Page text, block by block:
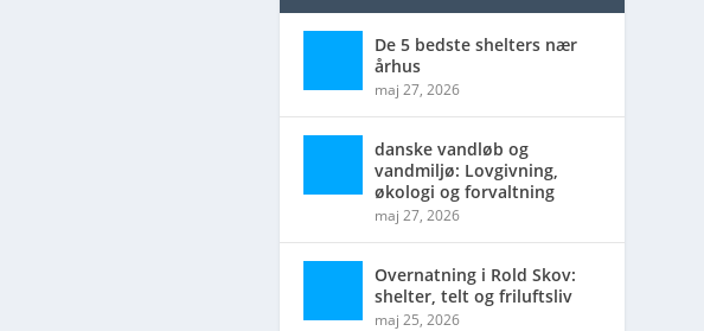
De 5 bedste shelters nær
århus
maj 27, 2026
danske vandløb og
vandmiljø: Lovgivning,
økologi og forvaltning
maj 27, 2026
Overnatning i Rold Skov:
shelter, telt og friluftsliv
maj 25, 2026